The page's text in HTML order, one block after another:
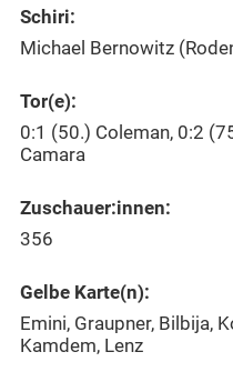
Schiri:
Michael Bernowitz
Tor(e):
0:1 (50.) Coleman, 0:2
Camara
Zuschauer:innen:
356
Gelbe Karte(n):
Emini, Graupner, Bilbija,
Kamdem, Lenz